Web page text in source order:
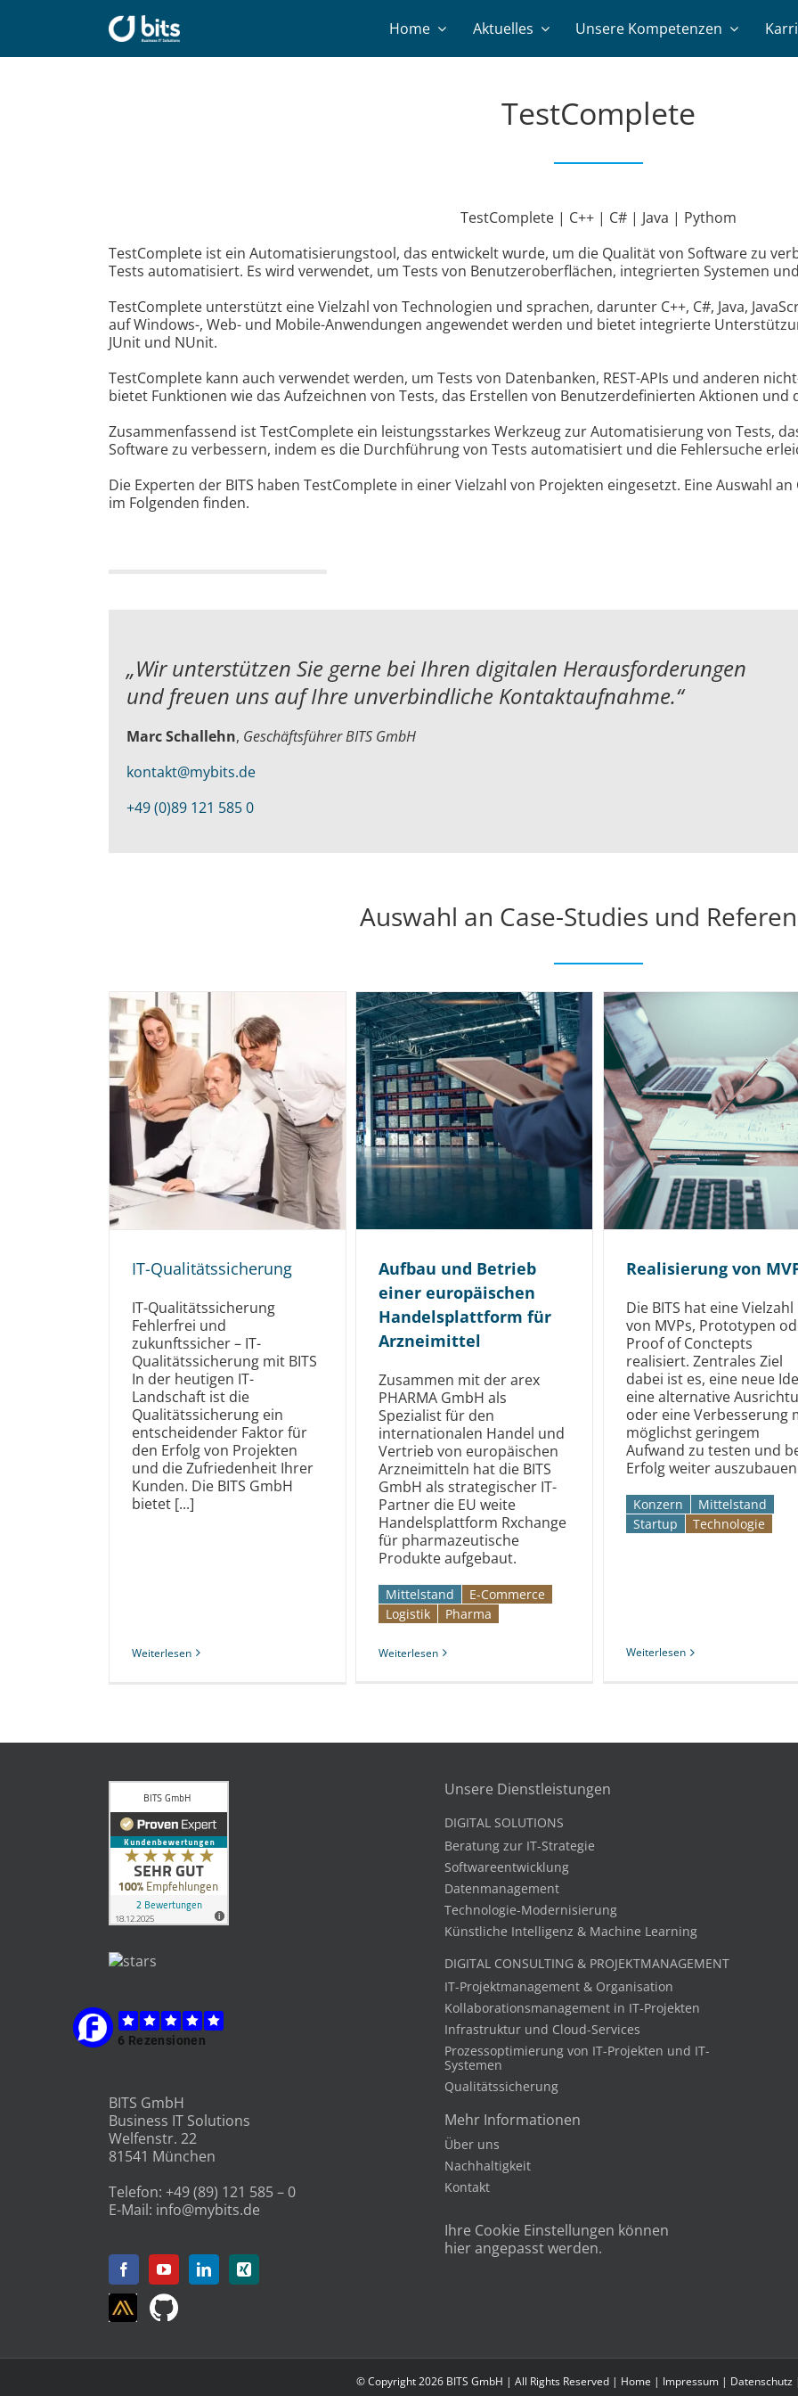
Home Aktuelles Unsere Kompetenzen
TestComplete
TestComplete | C++ | C# | Java | Pythom
TestComplete ist ein Automatisierungstool, das entwickelt wurde, um die Qualität von Software zu
Tests automatisiert. Es wird verwendet, um Tests von Benutzeroberflächen, integrierten Systemen
TestComplete unterstützt eine Vielzahl von Technologien und sprachen, darunter C++, C#, Java,
auf Windows-, Web- und Mobile-Anwendungen angewendet werden und bietet integrierte
JUnit und NUnit.
TestComplete kann auch verwendet werden, um Tests von Datenbanken, REST-APIs und anderen
bietet Funktionen wie das Aufzeichnen von Tests, das Erstellen von Benutzerdefinierten Aktionen und
Zusammenfassend ist TestComplete ein leistungsstarkes Werkzeug zur Automatisierung von Tests,
Software zu verbessern, indem es die Durchführung von Tests automatisiert und die Fehlersuche
Die Experten der BITS haben TestComplete in einer Vielzahl von Projekten eingesetzt. Eine Auswahl
im Folgenden finden.
„Wir unterstützen Sie gerne bei Ihren digitalen Herausforderungen
undfreuen uns auf Ihre unverbindliche Kontaktaufnahme.“
Marc Schallehn, Geschäftsführer BITS GmbH
kontakt@mybits.de
+49 (0)89 121 585 0
Auswahl an Case-Studies und
IT-Qualitätssicherung
IT-Qualitätssicherung
Fehlerfrei und
zukunftssicher – IT-
Qualitätssicherung mit BITS
In der heutigen IT-
Landschaft ist die
Qualitätssicherung ein
entscheidender Faktor für
den Erfolg von Projekten
und die Zufriedenheit Ihrer
Kunden. Die BITS GmbH
bietet [...]
Weiterlesen
Aufbau und Betrieb
einer europäischen
Handels­plattform für
Arzneimittel
Zusammen mit der arex
PHARMA GmbH als
Spezialist für den
internationalen Handel und
Vertrieb von europäischen
Arzneimitteln hat die BITS
GmbH als strategischer IT-
Partner die EU weite
Handelsplattform Rxchange
für pharmazeutische
Produkte aufgebaut.
Mittelstand
E-Commerce
Logistik
Pharma
Weiterlesen
Realisierung von
Die BITS hat eine Vielzahl
von MVPs, Prototypen
Proof of Conctepts
realisiert. Zentrales Ziel
dabei ist es, eine neue
eine alternative
oder eine Verbesserung
möglichst geringem
Aufwand zu testen und
Erfolg weiter
Konzern
Mittelstand
Startup
Technologie
Weiterlesen
BITS GmbH
Business IT Solutions
Welfenstr. 22
81541 München
Telefon: +49 (89) 121 585 – 0
E-Mail: info@mybits.de
Unsere Dienstleistungen
DIGITAL SOLUTIONS
Beratung zur IT-Strategie
Softwareentwicklung
Datenmanagement
Technologie-Modernisierung
Künstliche Intelligenz & Machine Learning
DIGITAL CONSULTING & PROJEKTMANAGEMENT
IT-Projektmanagement & Organisation
Kollaborationsmanagement in IT-Projekten
Infrastruktur und Cloud-Services
Prozessoptimierung von IT-Projekten und IT-
Systemen
Qualitätssicherung
Mehr Informationen
Über uns
Nachhaltigkeit
Kontakt
Ihre Cookie Einstellungen können
hier angepasst werden.
© Copyright 2026 BITS GmbH | All Rights Reserved | Home | Impressum| Datenschutz